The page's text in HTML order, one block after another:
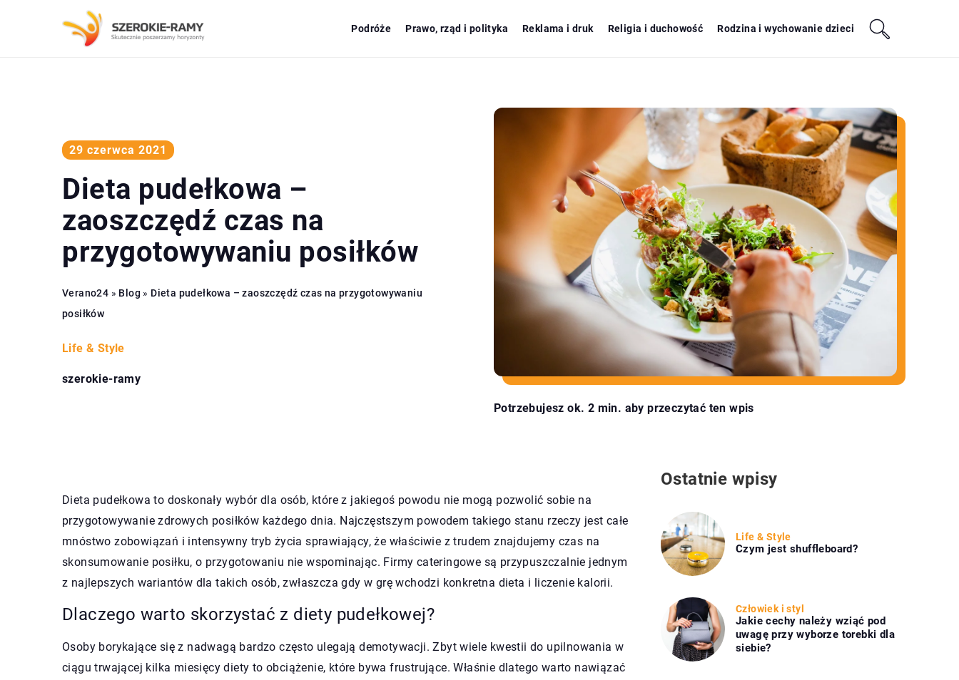
Podróże Prawo, rząd i polityka Reklama i druk Religia i duchowość Rodzina i wychowanie dzieci
29 czerwca 2021
Dieta pudełkowa –
zaoszczędź czas na
przygotowywaniu posiłków
Verano24 » Blog » Dieta pudełkowa – zaoszczędź czas na przygotowywaniu
posiłków
Life & Style
szerokie-ramy
Potrzebujesz ok. 2 min. aby przeczytać ten wpis
Dieta pudełkowa to doskonały wybór dla osób, które z jakiegoś powodu nie mogą pozwolić sobie na
przygotowywanie zdrowych posiłków każdego dnia. Najczęstszym powodem takiego stanu rzeczy jest całe
mnóstwo zobowiązań i intensywny tryb życia sprawiający, że właściwie z trudem znajdujemy czas na
skonsumowanie posiłku, o przygotowaniu nie wspominając. Firmy cateringowe są przypuszczalnie jednym
z najlepszych wariantów dla takich osób, zwłaszcza gdy w grę wchodzi konkretna dieta i liczenie kalorii.
Dlaczego warto skorzystać z diety pudełkowej?
Osoby borykające się z nadwagą bardzo często ulegają demotywacji. Zbyt wiele kwestii do upilnowania w
ciągu trwającej kilka miesięcy diety to obciążenie, które bywa frustrujące. Właśnie dlatego warto nawiązać
Ostatnie wpisy
Life & Style
Czym jest shuffleboard?
Człowiek i styl
Jakie cechy należy wziąć pod
uwagę przy wyborze torebki dla
siebie?